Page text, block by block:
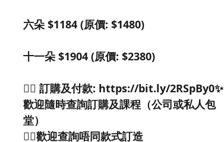
六朵 $1184 (原價: $1480)
十一朵 $1904 (原價: $2380)
👉🏻 訂購及付款: https://bit.ly/2RSpBy0✨
歡迎隨時查詢訂購及課程（公司或私人包
堂）
👉🏻歡迎查詢唔同款式訂造